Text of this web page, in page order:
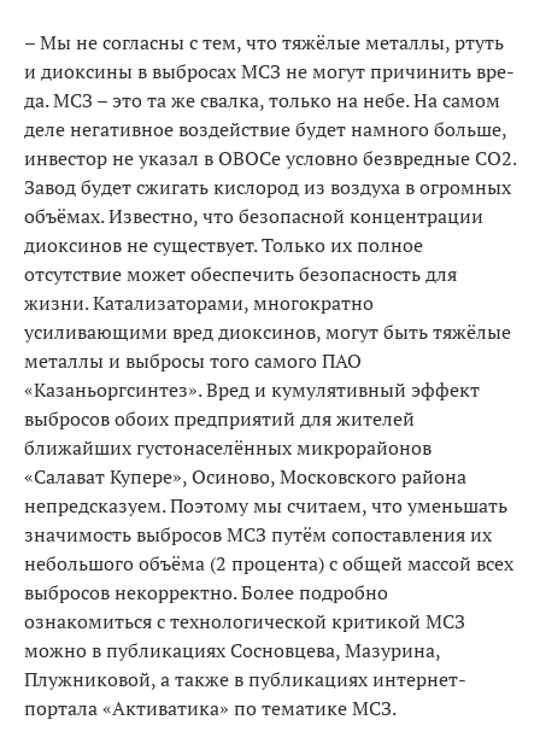
– Мы не согласны с тем, что тяжёлые металлы, ртуть
и диоксины в выбросах МСЗ не могут причинить вре­
да. МСЗ – это та же свалка, только на небе. На самом
деле негативное воздействие будет намного больше,
инвестор не указал в ОВОСе условно безвредные СО2.
Завод будет сжигать кислород из воздуха в огромных
объёмах. Известно, что безопасной концентрации
диоксинов не существует. Только их полное
отсутствие может обеспечить безопасность для
жизни. Катализа­торами, многократно
усиливающими вред диоксинов, могут быть тяжёлые
металлы и выбросы того самого ПАО
«Казаньоргсинтез». Вред и кумулятивный эффект
выбросов обоих предприятий для жителей
ближайших густонаселённых микрорайонов
«Салават Купере», Осиново, Московского района
непредсказуем. Поэто­му мы считаем, что уменьшать
значимость выбросов МСЗ путём сопоставления их
небольшого объёма (2 процента) с общей массой всех
выбросов некоррек­тно. Более подробно
ознакомиться с технологической критикой МСЗ
можно в публикациях Сосновцева, Мазурина,
Плужниковой, а также в публикациях ин­тернет-
портала «Активатика» по тематике МСЗ.